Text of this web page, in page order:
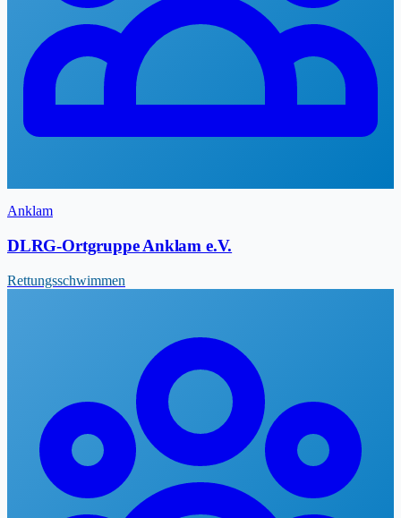
Anklam
DLRG-Ortgruppe Anklam e.V.
Rettungsschwimmen